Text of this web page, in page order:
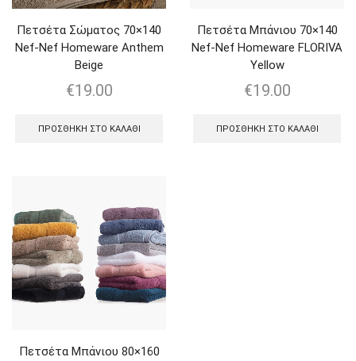
Πετσέτα Σώματος 70×140
Nef-Nef Homeware Anthem
Beige
€19.00
ΠΡΟΣΘΉΚΗ ΣΤΟ ΚΑΛΆΘΙ
Πετσέτα Μπάνιου 70×140
Nef-Nef Homeware FLORIVA
Yellow
€19.00
ΠΡΟΣΘΉΚΗ ΣΤΟ ΚΑΛΆΘΙ
Πετσέτα Μπάνιου 80×160